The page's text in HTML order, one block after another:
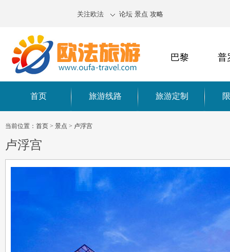
关注欧法 论坛 景点 攻略
巴黎 普
首页 旅游线路 旅游定制
当前位置： 首页 > 景点 > 卢浮宫
卢浮宫